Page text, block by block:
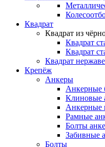
Квадрат
Квадрат из
Квадрат
Квадрат
Квадрат
Крепёж
Анкеры
Анкерные
Клиновые
Анкерные
Рамные
Болты
Забивные
Болты